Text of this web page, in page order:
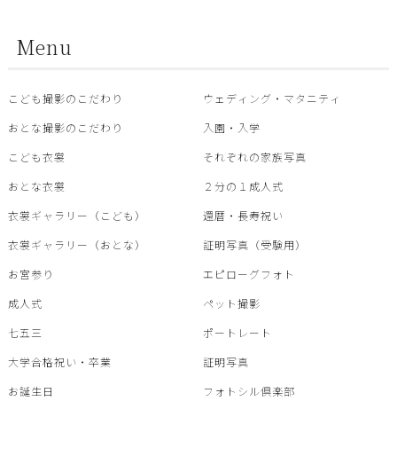
Menu
こども撮影のこだわり
おとな撮影のこだわり
こども衣裳
おとな衣裳
衣裳ギャラリー（こども）
衣裳ギャラリー（おとな）
お宮参り
成人式
七五三
大学合格祝い・卒業
お誕生日
ウェディング・マタニティ
入園・入学
それぞれの家族写真
２分の１成人式
還暦・⾧寿祝い
証明写真（受験用）
エピローグフォト
ペット撮影
ポートレート
証明写真
フォトシル倶楽部